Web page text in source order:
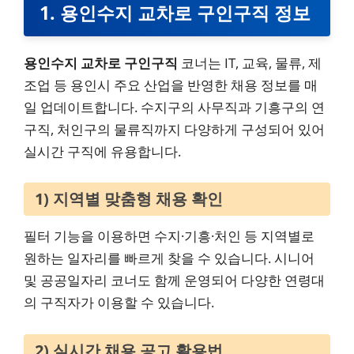
1. 용인수지 교차로 구인구직 정보
용인수지 교차로 구인구직 코너는 IT, 교육, 물류, 제
조업 등 용인시 주요 산업을 반영한 채용 정보를 매
일 업데이트합니다. 수지구의 사무직과 기흥구의 연
구직, 처인구의 물류직까지 다양하게 구성되어 있어
실시간 구직에 유용합니다.
1) 지역별 맞춤형 채용 확인
필터 기능을 이용하면 수지·기흥·처인 등 지역별로
원하는 일자리를 빠르게 찾을 수 있습니다. 시니어
및 공공일자리 코너도 함께 운영되어 다양한 연령대
의 구직자가 이용할 수 있습니다.